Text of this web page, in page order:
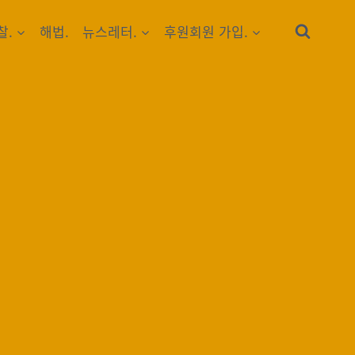
. 해법. 뉴스레터. 후원회원 가입.